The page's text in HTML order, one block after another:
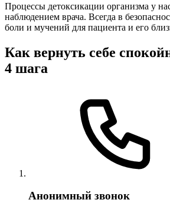
Процессы детоксикации организма у
наблюдением врача. Всегда в
боли и мучений для пациента и его
Как вернуть себе
4 шага
Анонимный звонок